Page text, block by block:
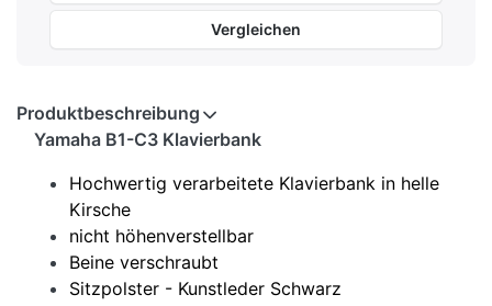
Vergleichen
Produktbeschreibung
Yamaha B1-C3 Klavierbank
Hochwertig verarbeitete Klavierbank in helle
Kirsche
nicht höhenverstellbar
Beine verschraubt
Sitzpolster - Kunstleder Schwarz